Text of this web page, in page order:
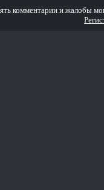
комментарии и жалобы